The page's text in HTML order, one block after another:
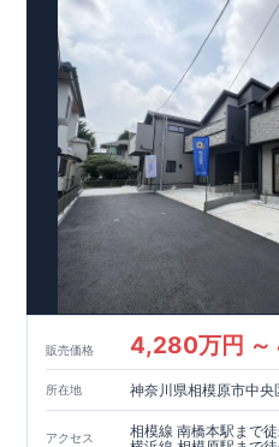
駅 徒歩
ロケーション
・相模原市立二
・相模原市立相
・星の子保
・sanwa 西橋
・ローソン・スリーエフ
◇ブルーミングガーデンのこだ
・誰が、何をしたか。が明確だ
ります。・設計、施工、営業が
ンを提供いたします。・不要な
コストダウンに努めています。
の建物は、国が定めた耐震等級
れた、｢数百年に一度発生する
い。｣という基準から、さらに
す。【住宅性能評価ダブル取得
計段階で、国が認めた第三者機
宅性能評価：評価を受けた図面
までに、計
4回のチェックが行わ
なく、現場の施工状況を検査し
す。 【長期優良住宅】・東栄住
販売価格 4,280万円 ～
所在地 神奈川県相模原市中
アクセス
相模線 南橋本駅まで